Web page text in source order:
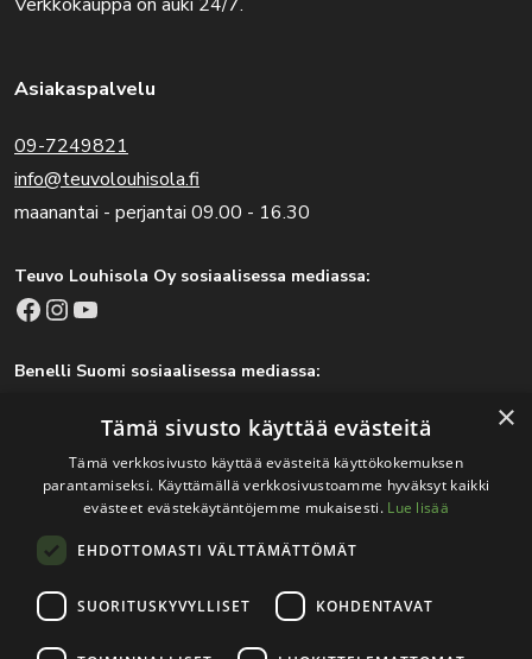
Verkkokauppa on auki 24/7.
Asiakaspalvelu
09-7249821
info@teuvolouhisola.fi
maanantai - perjantai 09.00 - 16.30
Teuvo Louhisola Oy sosiaalisessa mediassa:
Facebook Instagram YouTube
Benelli Suomi sosiaalisessa mediassa:
Tärkeitä linkkejä
Rekisteri- ja tietosuojaseloste
Jälleenmyyjät
Tapahtumat
×
Tämä sivusto käyttää evästeitä
Tämä verkkosivusto käyttää evästeitä käyttökokemuksen
parantamiseksi. Käyttämällä verkkosivustoamme hyväksyt kaikki
evästeet evästekäytäntöjemme mukaisesti. Lue lisää
EHDOTTOMASTI VÄLTTÄMÄTTÖMÄT
SUORITUSKYVYLLISET KOHDENTAVAT